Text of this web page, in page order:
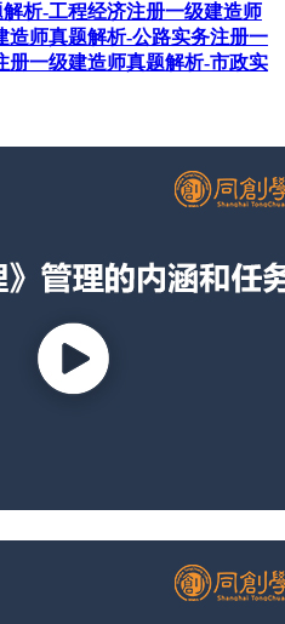
析-工程经济注册一级建造师
造师真题解析-公路实务注册一
册一级建造师真题解析-市政实